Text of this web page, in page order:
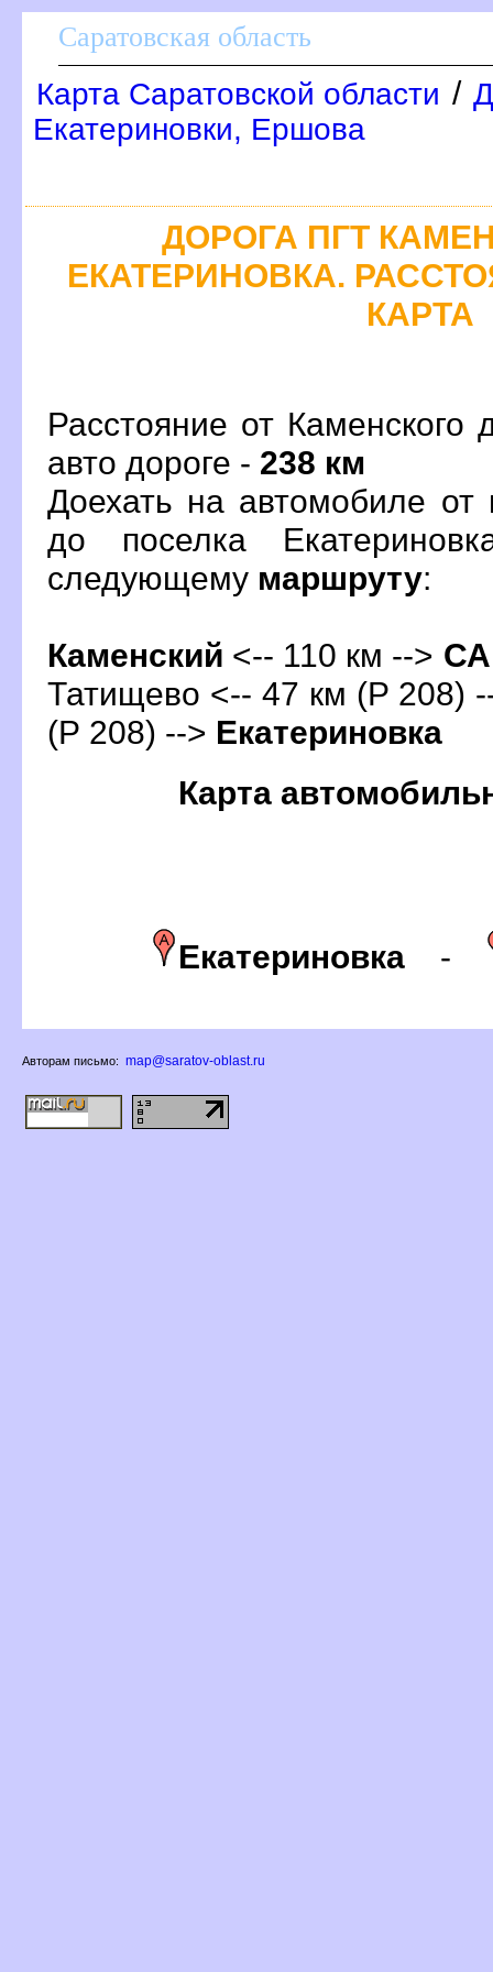
Саратовская область
Карта Саратовской области /
Екатериновки, Ершова
ДОРОГА ПГТ
ЕКАТЕРИНОВКА.
КАРТА
Расстояние от Каменского
авто дороге - 238 км
Доехать на автомобиле от
до поселка
следующему маршруту:
Каменский <-- 110 км -->
Татищево <-- 47 км (Р 208)
(Р 208) --> Екатериновка
Карта
Екатериновка -
Авторам письмо: map@saratov-oblast.ru